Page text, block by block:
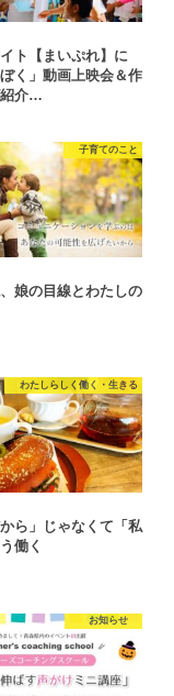
ト【まいぷれ】に
ぼく」動画上映会＆作
紹介…
子育てのこと
娘の目線とわたしの
わたしらしく働く・生きる
から」じゃなくて「私
働く
お知らせ